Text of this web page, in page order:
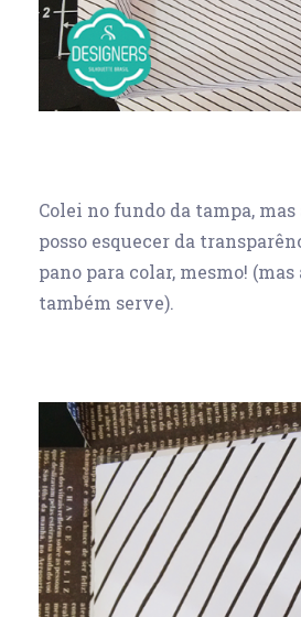
Colei no fundo da tampa,
posso esquecer da
pano para colar, mesmo! (mas
também serve).